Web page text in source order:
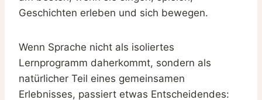
Geschichten erleben und sich bewegen.
Wenn Sprache nicht als isoliertes
Lernprogramm daherkommt, sondern als
natürlicher Teil eines gemeinsamen
Erlebnisses, passiert etwas Entscheidendes: